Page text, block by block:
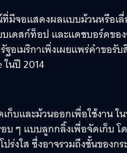
มีจอแสดงผลแบบม้วนหรือเ
เดสก์ท็อป และแดชบอร์ดขอ
อเมริกาเพิ่งเผยแพร่คำขอรั
นปี 2014
บและม้วนออกเพื่อใช้งาน ใ
บ ๆ แบบลูกกลิ้งเพื่อจัดเก็บ
งใส ซึ่งอาจรวมถึงชั้นของก